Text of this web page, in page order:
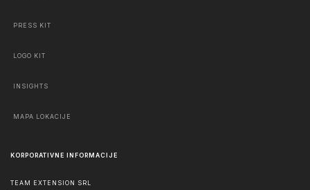
PRESS KIT
LOGO KIT
INSIGHTS
MAPA LOKACIJE
KORPORATIVNE INFORMACIJE
TEAM EXTENSION SRL